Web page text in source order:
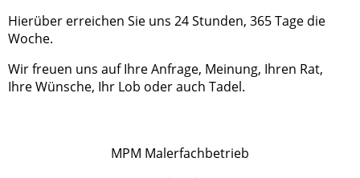
Hierüber erreichen Sie uns 24 Stunden, 365 Tage die
Woche.
Wir freuen uns auf Ihre Anfrage, Meinung, Ihren Rat,
Ihre Wünsche, Ihr Lob oder auch Tadel.
MPM Malerfachbetrieb